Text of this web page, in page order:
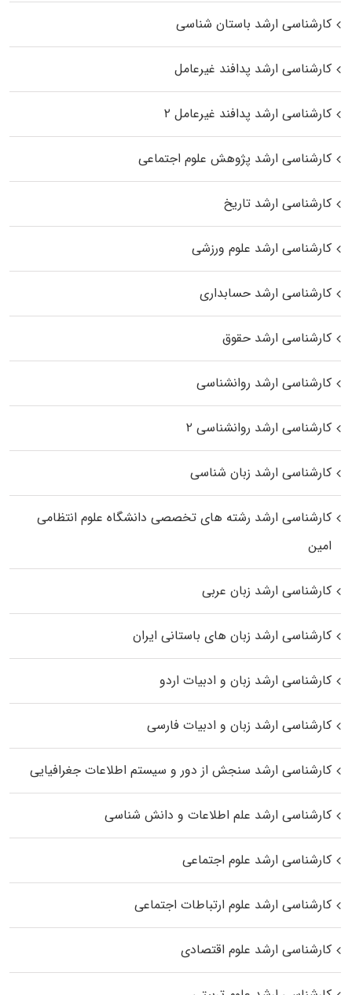
کارشناسی ارشد باستان شناسی
کارشناسی ارشد پدافند غیرعامل
کارشناسی ارشد پدافند غیرعامل ۲
کارشناسی ارشد پژوهش علوم اجتماعی
کارشناسی ارشد تاریخ
کارشناسی ارشد علوم ورزشی
کارشناسی ارشد حسابداری
کارشناسی ارشد حقوق
کارشناسی ارشد روانشناسی
کارشناسی ارشد روانشناسی ۲
کارشناسی ارشد زبان شناسی
کارشناسی ارشد رﺷﺘﻪ ﻫﺎی تخصصی داﻧﺸﮕﺎه ﻋﻠﻮم انتظامی
اﻣﻴﻦ
کارشناسی ارشد زبان عربی
کارشناسی ارشد زبان‌ های باستانی ایران
کارشناسی ارشد زبان و ادبیات اردو
کارشناسی ارشد زبان و ادبیات فارسی
کارشناسی ارشد سنجش از دور و سیستم اطلاعات جغرافیایی
کارشناسی ارشد علم اطلاعات و دانش شناسی
کارشناسی ارشد علوم اجتماعی
کارشناسی ارشد علوم ارتباطات اجتماعی
کارشناسی ارشد علوم اقتصادی